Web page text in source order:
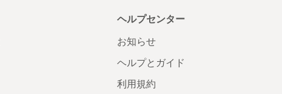
ヘルプセンター
お知らせ
ヘルプとガイド
利用規約